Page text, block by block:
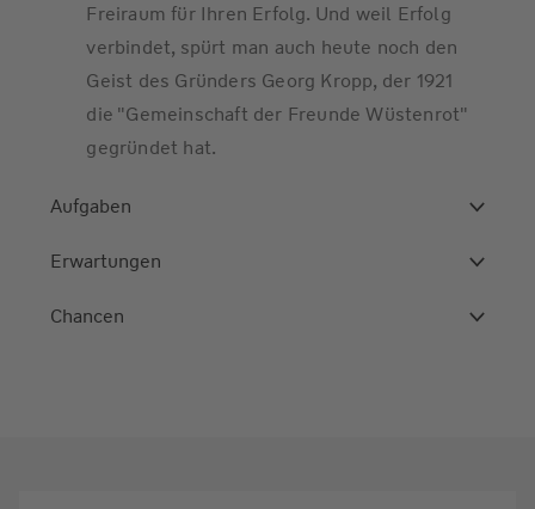
Freiraum für Ihren Erfolg. Und weil Erfolg
verbindet, spürt man auch heute noch den
Geist des Gründers Georg Kropp, der 1921
die "Gemeinschaft der Freunde Wüstenrot"
gegründet hat.
Aufgaben
Erwartungen
Chancen